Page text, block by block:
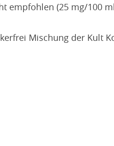
empfohlen (25 mg/100
Mischung der Kult